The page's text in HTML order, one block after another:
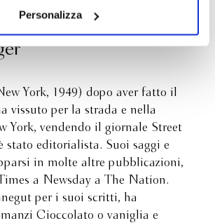
profilazione che potrai revocare in
Personalizza
York, 1949) dopo aver fatto il
vissuto per la strada e nella
York, vendendo il giornale Street
stato editorialista. Suoi saggi e
in molte altre pubblicazioni,
a Newsday a The Nation.
per i suoi scritti, ha
Cioccolato o vaniglia e